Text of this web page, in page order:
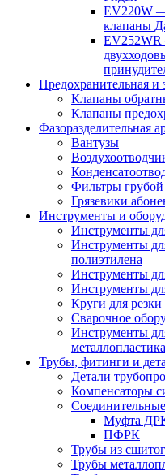
EV220W
клапаны
Предохранительная и
Клапаны
Клапаны
Фазоразделительная
Вантузы
Фильтры грубой
Грязевики
Инструменты и
Инструменты
Инструменты
полиэтилена
Инструменты
Инструменты
Круги для
Сварочное
Инструменты
металлопластика
Трубы, фитинги и
Детали
Компенсаторы
Муфта
ПФРК
Трубы из
Трубы